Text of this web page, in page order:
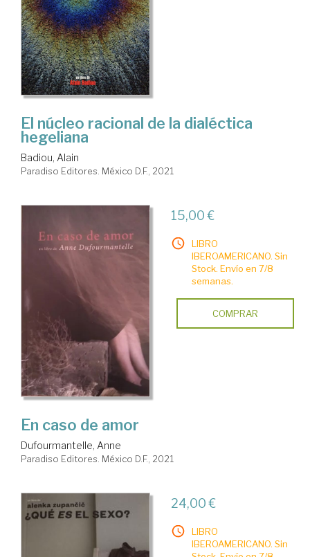
El núcleo racional de la dialéctica
hegeliana
Badiou, Alain
Paradiso Editores. México D.F., 2021
15,00 €
LIBRO
IBEROAMERICANO. Sin
Stock. Envío en 7/8
semanas.
COMPRAR
En caso de amor
Dufourmantelle, Anne
Paradiso Editores. México D.F., 2021
24,00 €
LIBRO
IBEROAMERICANO. Sin